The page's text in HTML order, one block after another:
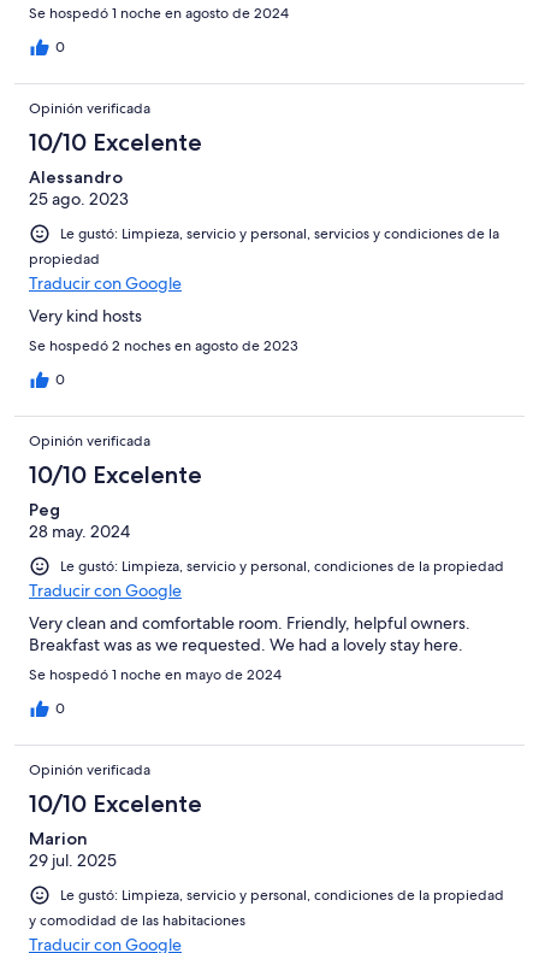
Se hospedó 1 noche en agosto de 2024
0
Opinión verificada
10/10 Excelente
Alessandro
25 ago. 2023
Le gustó: Limpieza, servicio y personal, servicios y condiciones de la
propiedad
Traducir con Google
Very kind hosts
Se hospedó 2 noches en agosto de 2023
0
Opinión verificada
10/10 Excelente
Peg
28 may. 2024
Le gustó: Limpieza, servicio y personal, condiciones de la propiedad
Traducir con Google
Very clean and comfortable room. Friendly, helpful owners.
Breakfast was as we requested. We had a lovely stay here.
Se hospedó 1 noche en mayo de 2024
0
Opinión verificada
10/10 Excelente
Marion
29 jul. 2025
Le gustó: Limpieza, servicio y personal, condiciones de la propiedad
y comodidad de las habitaciones
Traducir con Google